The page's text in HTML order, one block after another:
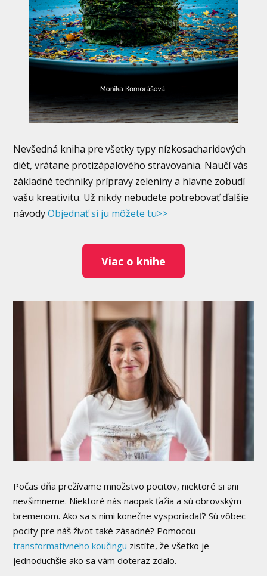
Nevšedná kniha pre všetky typy nízkosacharidových
diét, vrátane protizápalového stravovania. Naučí vás
základné techniky prípravy zeleniny a hlavne zobudí
vašu kreativitu. Už nikdy nebudete potrebovať ďalšie
návodyObjednať si ju môžete tu>>
Viac o knihe
Počas dňa prežívame množstvo pocitov, niektoré si ani
nevšimneme. Niektoré nás naopak ťažia a sú obrovským
bremenom. Ako sa s nimi konečne vysporiadať? Sú vôbec
pocity pre náš život také zásadné? Pomocou
transformatívneho koučingu zistíte, že všetko je
jednoduchšie ako sa vám doteraz zdalo.